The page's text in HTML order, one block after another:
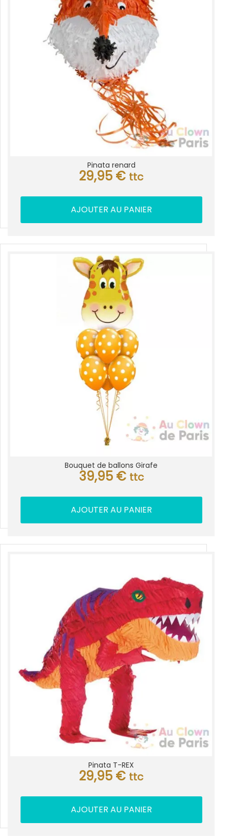
Pinata renard
29,95 € ttc
AJOUTER AU PANIER
Bouquet de ballons Girafe
39,95 € ttc
AJOUTER AU PANIER
Pinata T-REX
29,95 € ttc
AJOUTER AU PANIER